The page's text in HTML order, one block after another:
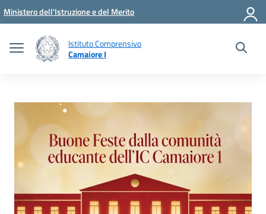
Vai ai contenuti
Vai al menu di navigazione
Vai al footer
Ministero dell'Istruzione e del Merito
Istituto Comprensivo
Camaiore I